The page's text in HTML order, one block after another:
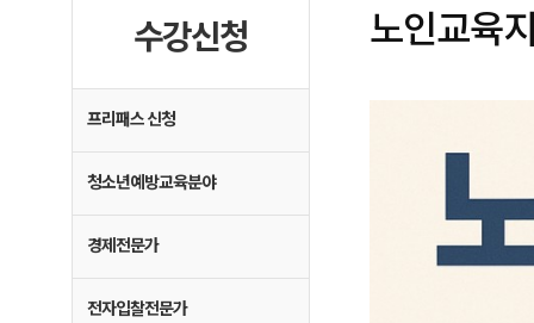
수강신청
프리패스 신청
청소년예방교육분야
경제전문가
전자입찰전문가
노인교육